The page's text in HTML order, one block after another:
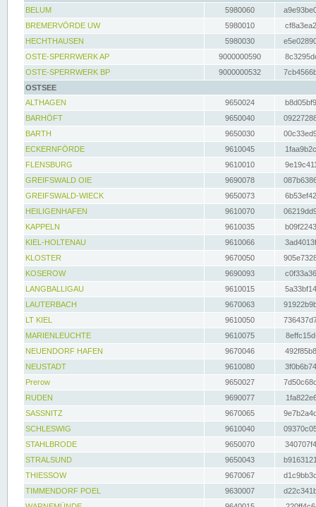
BELUM
5980060
BREMERVÖRDE UW
5980010
HECHTHAUSEN
5980030
OSTE-SPERRWERK AP
9000000590
OSTE-SPERRWERK BP
9000000532
OSTSEE
ALTHAGEN
9650024
BARHÖFT
9650040
BARTH
9650030
ECKERNFÖRDE
9610045
FLENSBURG
9610010
GREIFSWALD OIE
9690078
GREIFSWALD-WIECK
9650073
HEILIGENHAFEN
9610070
KAPPELN
9610035
KIEL-HOLTENAU
9610066
KLOSTER
9670050
KOSEROW
9690093
LANGBALLIGAU
9610015
LAUTERBACH
9670063
LT KIEL
9610050
MARIENLEUCHTE
9610075
NEUENDORF HAFEN
9670046
NEUSTADT
9610080
Prerow
9650027
RUDEN
9690077
SASSNITZ
9670065
SCHLESWIG
9610040
STAHLBRODE
9650070
STRALSUND
9650043
THIESSOW
9670067
TIMMENDORF POEL
9630007